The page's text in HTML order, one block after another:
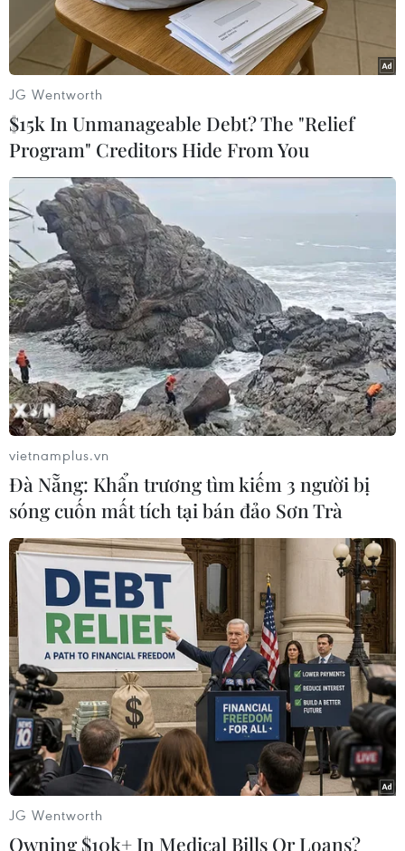
Gắn biển trụ sở phường Hai Bà Trưng, thành phố Hà Nội. (Ảnh:
Khánh Hòa/TTXVN)
Gắn biển trụ sở phường Hai Bà Trưng, thành phố Hà Nội. (Ảnh:
Khánh Hòa/TTXVN)
JG Wentworth
$15k In Unmanageable Debt? The "Relief
Program" Creditors Hide From You
vietnamplus.vn
Đà Nẵng: Khẩn trương tìm kiếm 3 người bị
sóng cuốn mất tích tại bán đảo Sơn Trà
JG Wentworth
Owning $10k+ In Medical Bills Or Loans?